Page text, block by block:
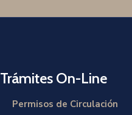
Trámites On-Line
Permisos de Circulación